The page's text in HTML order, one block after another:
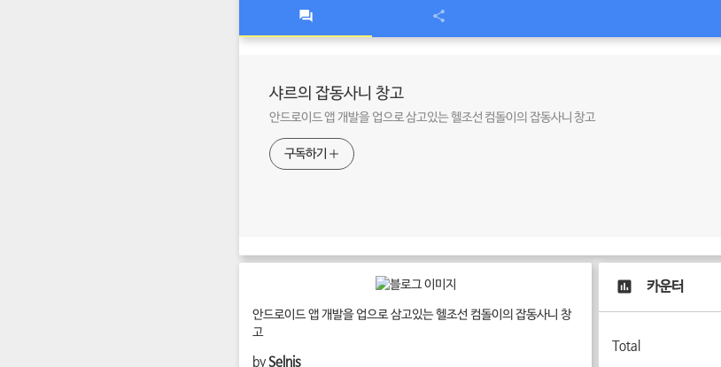
샤르의 잡동사니 창고
안드로이드 앱 개발을 업으로 삼고있는 헬조선 컴돌이의 잡동사니 창고
구독하기
안드로이드 앱 개발을 업으로 삼고있는 헬조선 컴돌이의 잡동사니 창
고
bySelnis
카운터
Total